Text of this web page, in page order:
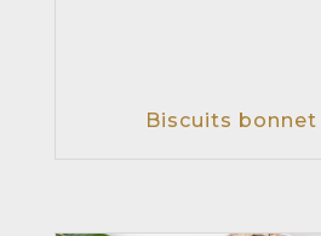
Biscuits bonnet